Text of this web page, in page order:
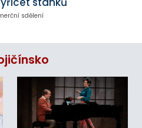
sdělení